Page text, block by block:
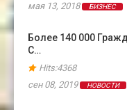
мая 13, 2018
БИЗНЕС
Более 140 000
С…
Hits:4368
сен 08, 2019
НОВОСТИ